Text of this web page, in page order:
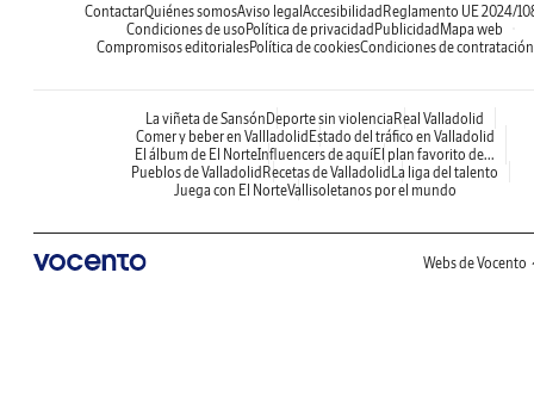
ContactarQuiénes somosAviso legalAccesibilidadReglamento UE 2024/
Condiciones de usoPolítica de privacidadPublicidadMapa web
Compromisos editorialesPolítica de cookiesCondiciones de contratación
La viñeta de SansónDeporte sin violenciaReal Valladolid
Comer y beber en VallladolidEstado del tráfico en Valladolid
El álbum de El NorteInfluencers de aquíEl plan favorito de...
Pueblos de ValladolidRecetas de ValladolidLa liga del talento
Juega con El NorteVallisoletanos por el mundo
Webs de Vocento